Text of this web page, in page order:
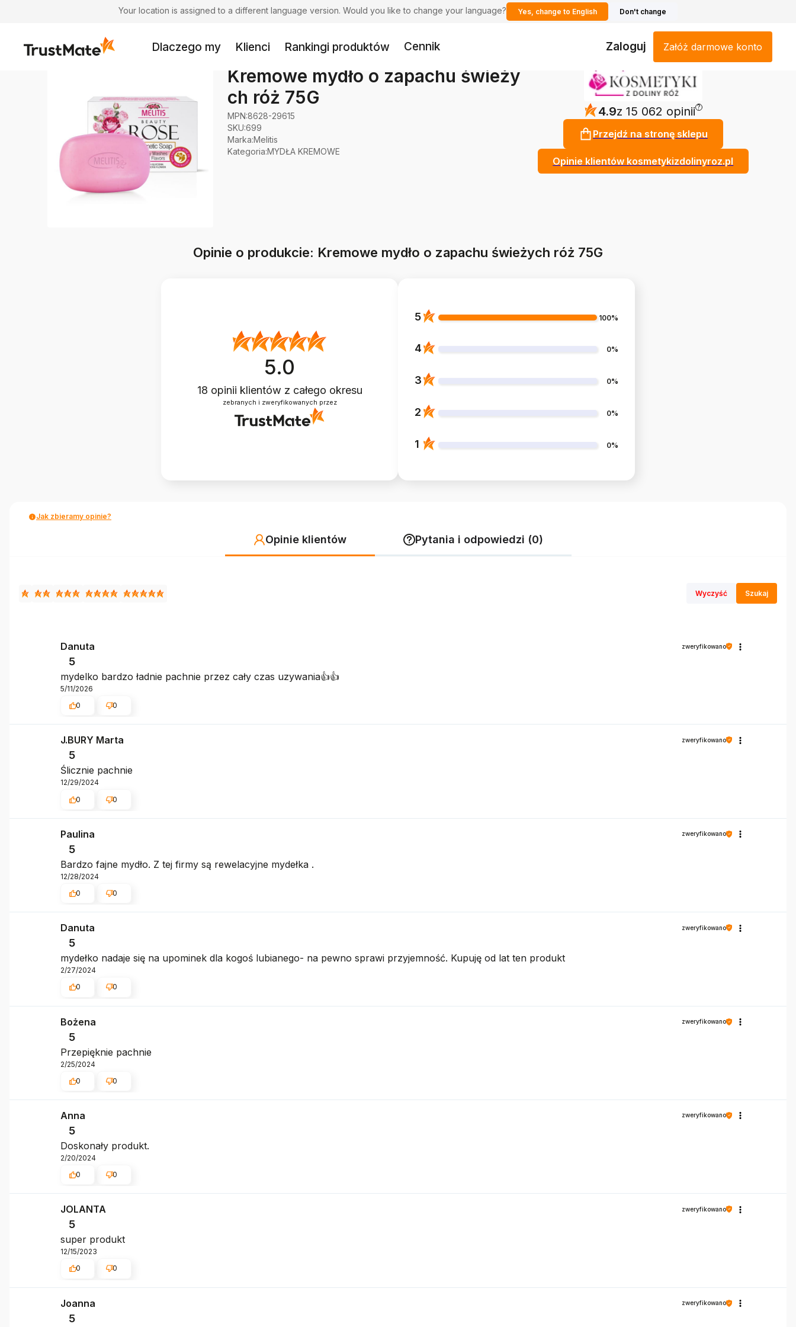
Your location is assigned to a different language version. Would you like to change your language? Yes, change to English Don't change
Dlaczego my Klienci Rankingi produktów Cennik Zaloguj Załóż darmowe konto
Kremowe mydło o zapachu świeży
ch róż 75G
MPN:8628-29615
SKU:699
Marka:Melitis
Kategoria:MYDŁA KREMOWE
4.9z 15 062 opinii ?
Przejdź na stronę sklepu
Opinie klientów kosmetykizdolinyroz.pl
Opinie o produkcie: Kremowe mydło o zapachu świeżych róż 75G
5.0
18 opinii klientów z całego okresu
zebranych i zweryfikowanych przez
5 100%
4 0%
3 0%
2 0%
1 0%
Jak zbieramy opinie?
Opinie klientów Pytania i odpowiedzi (0)
Wyczyść Szukaj
Danuta zweryfikowano
5
mydelko bardzo ładnie pachnie przez cały czas uzywania👍️👍️
5/11/2026
0
0
J.BURY Marta zweryfikowano
5
Ślicznie pachnie
12/29/2024
0
0
Paulina zweryfikowano
5
Bardzo fajne mydło. Z tej firmy są rewelacyjne mydełka .
12/28/2024
0
0
Danuta zweryfikowano
5
mydełko nadaje się na upominek dla kogoś lubianego- na pewno sprawi przyjemność. Kupuję od lat ten produkt
2/27/2024
0
0
Bożena zweryfikowano
5
Przepięknie pachnie
2/25/2024
0
0
Anna zweryfikowano
5
Doskonały produkt.
2/20/2024
0
0
JOLANTA zweryfikowano
5
super produkt
12/15/2023
0
0
Joanna zweryfikowano
5